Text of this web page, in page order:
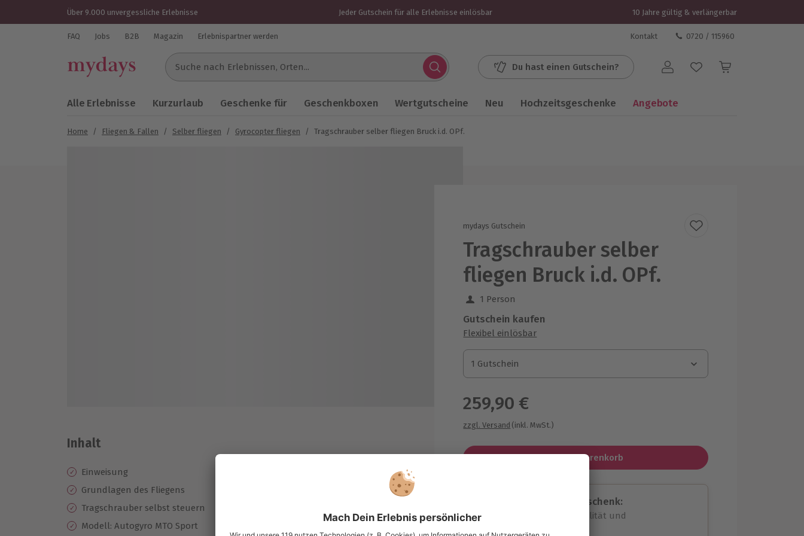
Über 9.000 unvergessliche Erlebnisse Jeder Gutschein für alle Erlebnisse einlösbar 10 Jahre gültig & verlängerbar
FAQ Jobs B2B Magazin Erlebnispartner werden Kontakt 0720 / 115960
Suche nach Erlebnissen...
Du hast einen Gutschein? Benutzerkonto
Alle Erlebnisse Kurzurlaub Geschenke für Geschenkboxen Wertgutscheine Neu Hochzeitsgeschenke Angebote
Home / Fliegen & Fallen / Selber fliegen / Gyrocopter fliegen / Tragschrauber selber fliegen Bruck i.d. OPf.
mydays Gutschein
Tragschrauber selber
fliegen Bruck i.d. OPf.
1 Person
Gutschein kaufen
Flexibel einlösbar
1 Gutschein
1 Gutschein
1 Gutschein
259,90 €
zzgl. Versand (inkl. MwSt.)
In den Warenkorb
Immer das passende Geschenk:
Große Auswahl, volle Flexibilität und
Inhalt
Einweisung
Grundlagen des Fliegens
Tragschrauber selbst steuern
Modell: Autogyro MTO Sport